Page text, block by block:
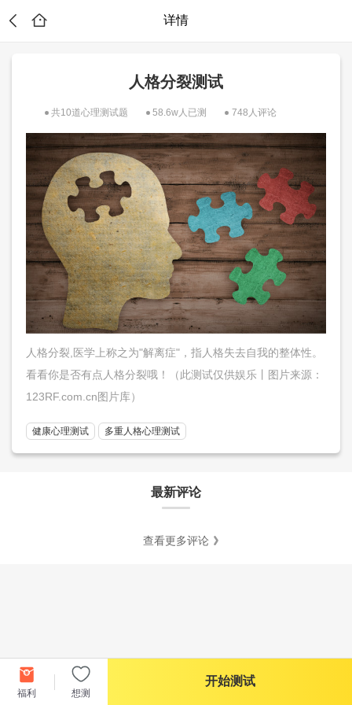
详情
人格分裂测试
共10道心理测试题 58.6w人已测 748人评论
人格分裂,医学上称之为"解离症"，指人格失去自我的整体性。
看看你是否有点人格分裂哦！（此测试仅供娱乐丨图片来源：
123RF.com.cn图片库）
健康心理测试 多重人格心理测试
最新评论
查看更多评论
福利 想测
开始测试